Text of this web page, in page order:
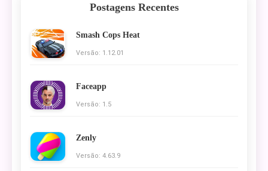
Postagens Recentes
Smash Cops Heat
Versão: 1.12.01
Faceapp
Versão: 1.5
Zenly
Versão: 4.63.9